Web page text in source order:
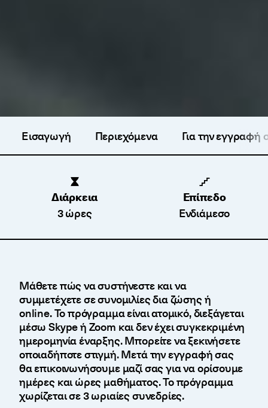
Εισαγωγή Περιεχόμενα Για την εγγραφή
Διάρκεια
3 ώρες
Επίπεδο
Ενδιάμεσο
Μάθετε πώς να συστήνεστε και να
συμμετέχετε σε συνομιλίες δια ζώσης ή
online. Το πρόγραμμα είναι ατομικό, διεξάγεται
μέσω Skype ή Zoom και δεν έχει συγκεκριμένη
ημερομηνία έναρξης. Μπορείτε να ξεκινήσετε
οποιαδήποτε στιγμή. Μετά την εγγραφή σας
θα επικοινωνήσουμε μαζί σας για να ορίσουμε
ημέρες και ώρες μαθήματος. Το πρόγραμμα
χωρίζεται σε 3 ωριαίες συνεδρίες.